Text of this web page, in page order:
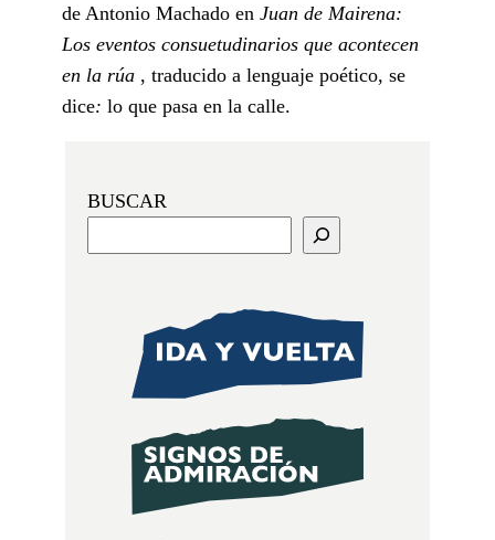
de Antonio Machado en Juan de Mairena:
Los eventos consuetudinarios que acontecen
en la rúa , traducido a lenguaje poético, se
dice: lo que pasa en la calle.
BUSCAR